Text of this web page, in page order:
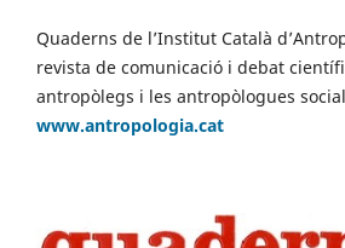
Quaderns de l’Institut Català
revista de comunicació i debat
antropòlegs i les antropòlogues
www.antropologia.cat